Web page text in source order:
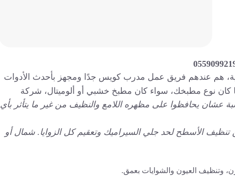
هم عندهم فريق عمل مدرب كويس جدًا ومجهز بأحدث الأدوات
كان نوع مطبخك، سواء كان مطبخ خشبي أو ألوميتال، شركة
عشان يحافظوا على مظهره اللامع والنظيف من غير ما يتأثر بأي
تنظيف الأسطح لحد جلي السيراميك وتعقيم كل الزوايا. شمال أو
وتنظيف العيون والشوايات بعمق.